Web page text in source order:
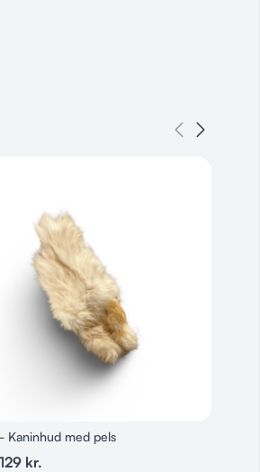
Kaninhud med pels
129 kr.